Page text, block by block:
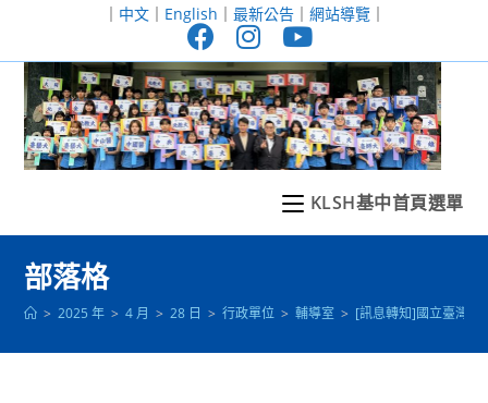
至
｜ 中文｜ English ｜ 最新公告｜ 網站導覽｜
KLSH基中首頁選單
部落格
> 2025 年 > 4 月 > 28 日 > 行政單位 > 輔導室 > [訊息轉知]國立臺灣師